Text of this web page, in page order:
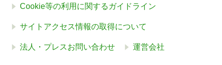
Cookie等の利用に関するガイドライン
サイトアクセス情報の取得について
法人・プレスお問い合わせ 運営会社